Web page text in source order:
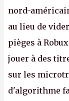
nord-
au lieu de
pièges à
jouer à des
sur les
d'algorithme